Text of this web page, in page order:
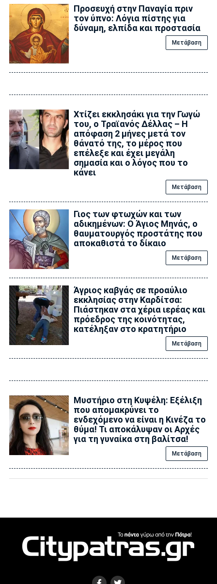
Προσευχή στην Παναγία πριν
τον ύπνο: Λόγια πίστης για
δύναμη, ελπίδα και προστασία
Μετάβαση
Xτίζει εκκλησάκι για την Γωγώ
του, ο Τραϊανός Δέλλας – Η
απόφαση 2 μήνες μετά τον
θάνατό της, το μέρος που
επέλεξε και έχει μεγάλη
σημασία και ο λόγος που το
κάνει
Μετάβαση
Γιος των φτωχών και των
αδικημένων: Ο Άγιος Μηνάς, ο
θαυματουργός προστάτης που
αποκαθιστά το δίκαιο
Μετάβαση
Άγριος καβγάς σε προαύλιο
εκκλησίας στην Καρδίτσα:
Πιάστηκαν στα χέρια ιερέας και
πρόεδρος της κοινότητας,
κατέληξαν στο κρατητήριο
Μετάβαση
Μυστήριο στη Κυψέλη: Εξέλιξη
που απομακρύνει το
ενδεχόμενο να είναι η Κινέζα το
θύμα! Τι αποκάλυψαν οι Αρχές
για τη γυναίκα στη βαλίτσα!
Μετάβαση